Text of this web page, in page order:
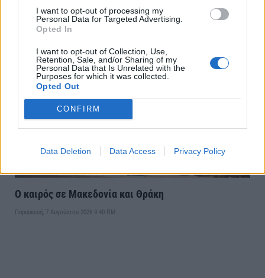
I want to opt-out of processing my
Personal Data for Targeted Advertising.
Opted In
I want to opt-out of Collection, Use,
Retention, Sale, and/or Sharing of my
Personal Data that Is Unrelated with the
Purposes for which it was collected.
Opted Out
CONFIRM
Data Deletion Data Access Privacy Policy
Εορτολόγιο:Ποιοι γιορτάζουν σήμερα 7 Αυγούστου
Παρασκευή, 7 Αυγούστου 2026 9:50 ΠΜ
Ο καιρός σε Μακεδονία και Θράκη
Παρασκευή, 7 Αυγούστου 2026 9:40 ΠΜ